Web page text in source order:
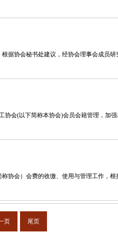
据协会秘书处建议，经协会理事会成员
协会(以下简称本协会)会员会籍管理，加
协会）会费的收缴、使用与管理工作，
页 尾页